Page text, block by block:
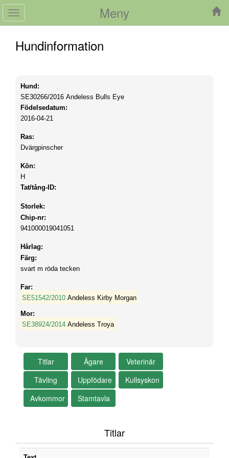
Meny
Toggle
navigation
Hundinformation
Hund:
SE30266/2016 Andeless Bulls Eye
Födelsedatum:
2016-04-21
Ras:
Dvärgpinscher
Kön:
H
Tat/tång-ID:
Storlek:
Chip-nr:
941000019041051
Hårlag:
Färg:
svart m röda tecken
Far:
SE51542/2010 Andeless Kirby Morgan
Mor:
SE38924/2014 Andeless Troya
Titlar